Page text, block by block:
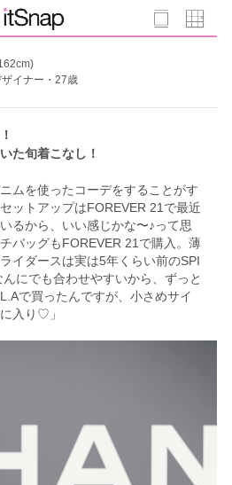
イナー・27歳
た旬着こなし！
ムを使ったコーデをすることがす
トアップはFOREVER 21で最近
るから、いい感じかな〜♪って思
バッグもFOREVER 21で購入。薄
イダースは実は5年くらい前のSPI
にでも合わせやすいから、ずっと
で買ったんですが、小さめサイ
入り♡」